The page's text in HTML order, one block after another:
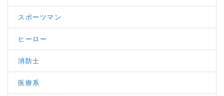
スポーツマン
ヒーロー
消防士
医療系